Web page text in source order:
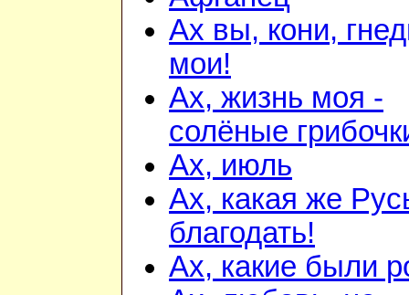
Ах вы, кони,
мои!
Ах, жизнь моя -
солёные
Ах, июль
Ах, какая же
благодать!
Ах, какие были